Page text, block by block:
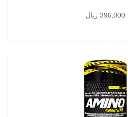
396,000 ریال